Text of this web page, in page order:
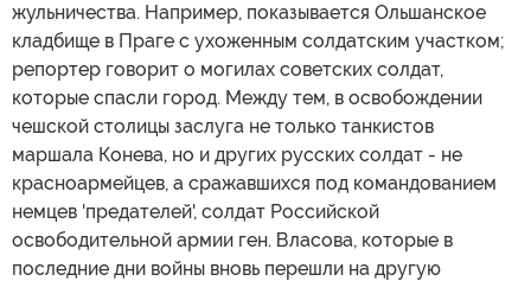
жульничества. Например, показывается Ольшанское
кладбище в Праге с ухоженным солдатским участком;
репортер говорит о могилах советских солдат,
которые спасли город. Между тем, в освобождении
чешской столицы заслуга не только танкистов
маршала Конева, но и других русских солдат - не
красноармейцев, а сражавшихся под командованием
немцев 'предателей', солдат Российской
освободительной армии ген. Власова, которые в
последние дни войны вновь перешли на другую